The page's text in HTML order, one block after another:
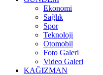
Ekonomi
Sağlık
Spor
Teknoloji
Otomobil
Foto Galeri
Video Galeri
KAĞIZMAN